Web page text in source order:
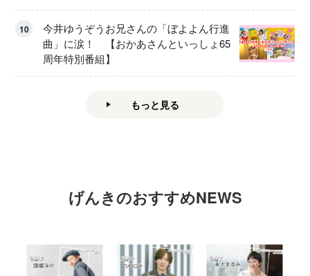
10
今井ゆうぞうお兄さんの「ぼよよん行進
曲」に涙！ 【おかあさんといっしょ65
周年特別番組】
もっと見る
げんきのおすすめNEWS